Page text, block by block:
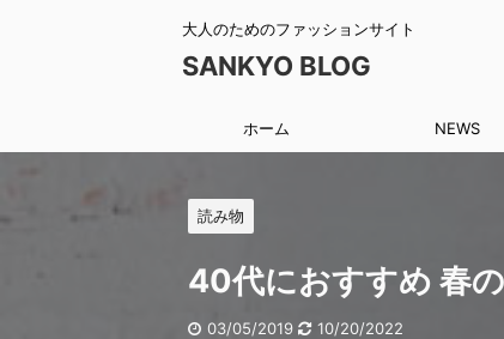
大人のためのファッションサイト
SANKYO BLOG
ホーム NEWS
読み物
40代におすすめ 春
03/05/2019 10/20/2022